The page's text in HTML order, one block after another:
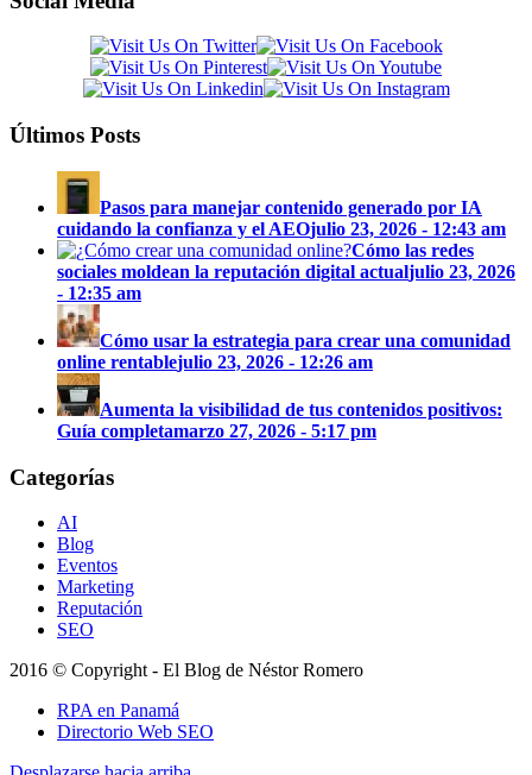
Últimos Posts
Pasos para manejar contenido generado por IA
cuidando la confianza y el AEOjulio 23, 2026 - 12:43 am
Cómo las redes
sociales moldean la reputación digital actualjulio 23, 2026
- 12:35 am
Cómo usar la estrategia para crear una comunidad
online rentablejulio 23, 2026 - 12:26 am
Aumenta la visibilidad de tus contenidos positivos:
Guía completamarzo 27, 2026 - 5:17 pm
Categorías
AI
Blog
Eventos
Marketing
Reputación
SEO
2016 © Copyright - El Blog de Néstor Romero
RPA en Panamá
Directorio Web SEO